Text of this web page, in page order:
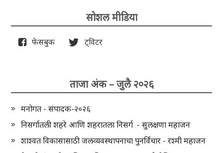
सोशल मीडिया
फेसबुक ट्विटर
ताजा अंक – जुलै २०२६
मनोगत - संपादक-२०२६
निसर्गातली शहरे आणि शहरातला निसर्ग - सुलक्षणा महाजन
शाश्वत विकासासाठी जलव्यवस्थापनाचा पुनर्विचार - रश्मी महाजन